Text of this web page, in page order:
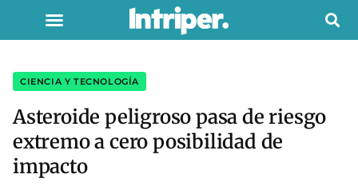
CIENCIA Y TECNOLOGÍA
Asteroide peligroso pasa de riesgo
extremo a cero posibilidad de
impacto